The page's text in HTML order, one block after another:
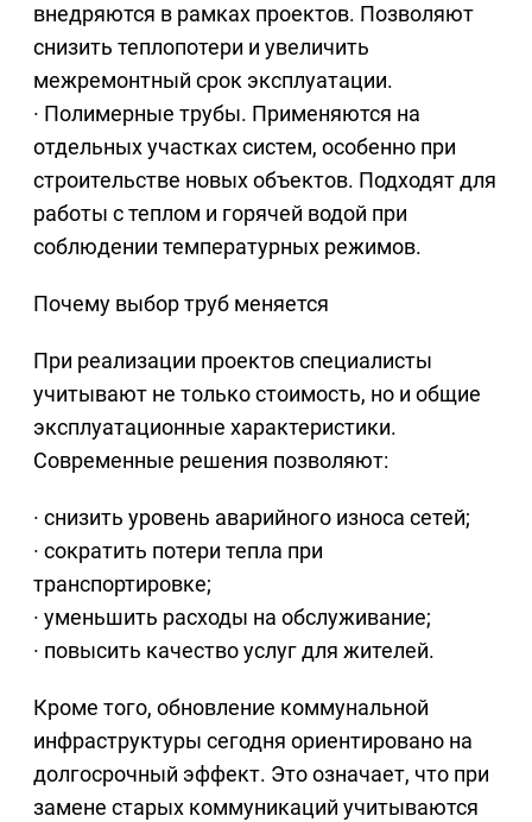
внедряются в рамках проектов. Позволяют
снизить теплопотери и увеличить
межремонтный срок эксплуатации.
· Полимерные трубы. Применяются на
отдельных участках систем, особенно при
строительстве новых объектов. Подходят для
работы с теплом и горячей водой при
соблюдении температурных режимов.
Почему выбор труб меняется
При реализации проектов специалисты
учитывают не только стоимость, но и общие
эксплуатационные характеристики.
Современные решения позволяют:
· снизить уровень аварийного износа сетей;
· сократить потери тепла при
транспортировке;
· уменьшить расходы на обслуживание;
· повысить качество услуг для жителей.
Кроме того, обновление коммунальной
инфраструктуры сегодня ориентировано на
долгосрочный эффект. Это означает, что при
замене старых коммуникаций учитываются